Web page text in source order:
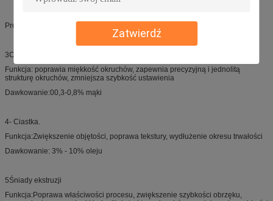
Zatwierdź
Produkty z mąki
3Chleba.
Funkcja: poprawia miękkość okruchów, zapewnia precyzyjną i jednolitą
strukturę okruchów, zmniejsza szybkość ustawienia
Dawkowanie:00,3-0,8% mąki
4- Ciastka.
Funkcja:Zwiększenie objętości, poprawa tekstury, wydłużenie okresu trwałości
Dawkowanie: 3% - 10% oleju
5Śniady ekstruzji
Funkcja:Poprawa właściwości procesu, zwiększenie szybkości obrzęku,